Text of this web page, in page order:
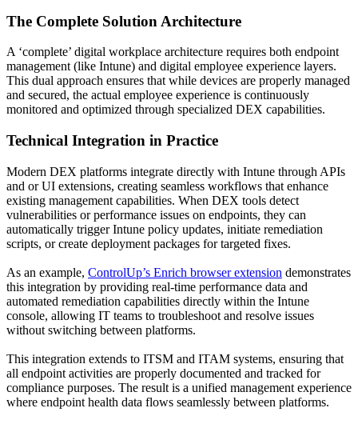
The Complete Solution Architecture
A ‘complete’ digital workplace architecture requires both endpoint
management (like Intune) and digital employee experience layers.
This dual approach ensures that while devices are properly managed
and secured, the actual employee experience is continuously
monitored and optimized through specialized DEX capabilities.
Technical Integration in Practice
Modern DEX platforms integrate directly with Intune through APIs
and or UI extensions, creating seamless workflows that enhance
existing management capabilities. When DEX tools detect
vulnerabilities or performance issues on endpoints, they can
automatically trigger Intune policy updates, initiate remediation
scripts, or create deployment packages for targeted fixes.
As an example, ControlUp’s Enrich browser extension demonstrates
this integration by providing real-time performance data and
automated remediation capabilities directly within the Intune
console, allowing IT teams to troubleshoot and resolve issues
without switching between platforms.
This integration extends to ITSM and ITAM systems, ensuring that
all endpoint activities are properly documented and tracked for
compliance purposes. The result is a unified management experience
where endpoint health data flows seamlessly between platforms.